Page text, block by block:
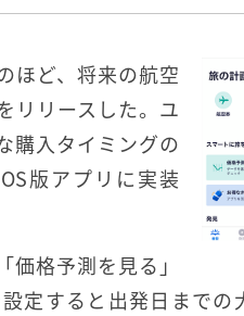
ほど、将来の航空
リリースした。ユ
購入タイミングの
版アプリに実装
格予測を見る」
定すると出発日までの